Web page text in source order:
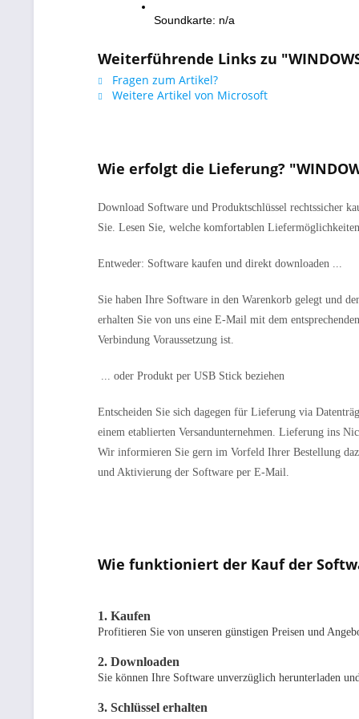
Soundkarte: n/a
Weiterführende Links zu "WINDOWS
Fragen zum Artikel?
Weitere Artikel von Microsoft
Wie erfolgt die Lieferung?
Download Software und Produktschlüssel rechtssicher
Sie. Lesen Sie, welche komfortablen
Entweder: Software kaufen und direkt downloaden ...
Sie haben Ihre Software in den Warenkorb gelegt und
erhalten Sie von uns eine E-Mail mit dem
Verbindung Voraussetzung ist.
... oder Produkt per USB Stick beziehen
Entscheiden Sie sich dagegen für Lieferung via
einem etablierten Versandunternehmen. Lieferung ins
Wir informieren Sie gern im Vorfeld Ihrer Bestellung
und Aktivierung der Software per E-Mail.
Wie funktioniert der Kauf der
1. Kaufen
Profitieren Sie von unseren günstigen Preisen und
2. Downloaden
Sie können Ihre Software unverzüglich herunterladen
3. Schlüssel erhalten